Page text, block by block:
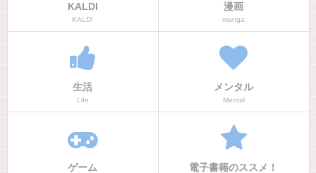
KALDI
KALDI
漫画
manga
生活
Life
メンタル
Mental
ゲーム 電子書籍のススメ！